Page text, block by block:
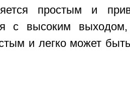
простым и
с высоким выходом,
и легко может